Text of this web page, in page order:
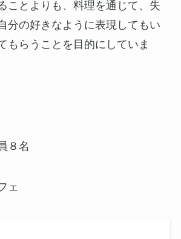
ことよりも、料理を通じて、失
分の好きなように表現してもい
もらうことを目的にしていま
８名
ェ